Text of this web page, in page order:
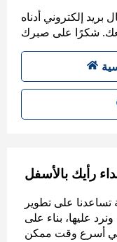
إلكتروني أدناه
رأيك بالأسفل
تساعدنا على تطوير
عليها، بناء على